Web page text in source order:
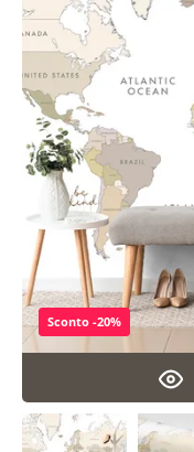
Sconto -20%